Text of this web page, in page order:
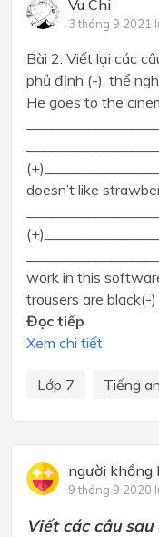
Vu Chi
3 tháng 9 2021
Bài 2: Viết lại các
phủ định (-), thể
He goes to the
doesn’t like
work in this
trousers are black(-)
Đọc tiếp
Xem chi tiết
Lớp 7 Tiếng
người khổng
9 tháng 9 2020
Viết các câu